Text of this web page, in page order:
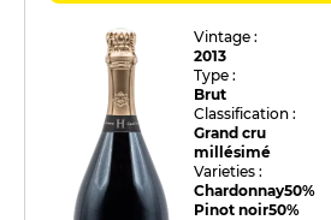
Vintage :
2013
Type :
Brut
Classification :
Grand cru
millésimé
Varieties :
Chardonnay50%
Pinot noir50%